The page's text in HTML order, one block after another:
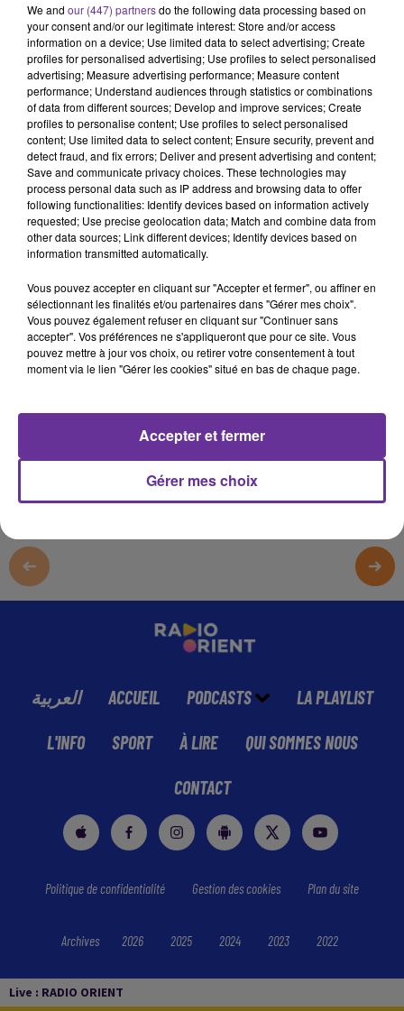
Live : RADIO ORIENT
sport
29 août 2022 - 12 min 26 sec
RADIO ORIENT SPORT
LB
Radio Orient sport
L’équipe Égyptienne de hand-ball des jeunes de 2002 a
remporté le titre Africain au Rouanda en battant les
jeunes d’Algerie 35-15
Tous les détails dans notre journal du sport …
العربية ACCUEIL PODCASTS LA PLAYLIST
L'INFO SPORT À LIRE QUI SOMMES NOUS
CONTACT
Politique de confidentialité Gestion des cookies Plan du site
Archives 2026 2025 2024 2023 2022
We and our (447) partnersdo the following data processing based on
your consent and/or our legitimate interest: Store and/or access
information on a device; Use limited data to select advertising; Create
profiles for personalised advertising; Use profiles to select personalised
advertising; Measure advertising performance; Measure content
performance; Understand audiences through statistics or combinations
of data from different sources; Develop and improve services; Create
profiles to personalise content; Use profiles to select personalised
content; Use limited data to select content; Ensure security, prevent and
detect fraud, and fix errors; Deliver and present advertising and content;
Save and communicate privacy choices. These technologies may
process personal data such as IP address and browsing data to offer
following functionalities: Identify devices based on information actively
requested; Use precise geolocation data; Match and combine data from
other data sources; Link different devices; Identify devices based on
information transmitted automatically.
Vous pouvez accepter en cliquant sur "Accepter et fermer", ou affiner en
sélectionnant les finalités et/ou partenaires dans "Gérer mes choix".
Vous pouvez également refuser en cliquant sur "Continuer sans
accepter". Vos préférences ne s'appliqueront que pour ce site. Vous
pouvez mettre à jour vos choix, ou retirer votre consentement à tout
moment via le lien "Gérer les cookies" situé en bas de chaque page.
Gérer mes choix
Accepter et fermer